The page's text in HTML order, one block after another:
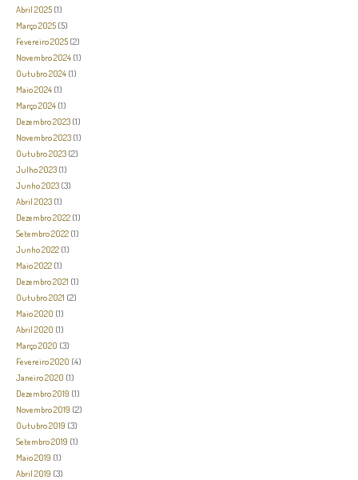
Abril 2025 (1)
Março 2025 (5)
Fevereiro 2025 (2)
Novembro 2024 (1)
Outubro 2024 (1)
Maio 2024 (1)
Março 2024 (1)
Dezembro 2023 (1)
Novembro 2023 (1)
Outubro 2023 (2)
Julho 2023 (1)
Junho 2023 (3)
Abril 2023 (1)
Dezembro 2022 (1)
Setembro 2022 (1)
Junho 2022 (1)
Maio 2022 (1)
Dezembro 2021 (1)
Outubro 2021 (2)
Maio 2020 (1)
Abril 2020 (1)
Março 2020 (3)
Fevereiro 2020 (4)
Janeiro 2020 (1)
Dezembro 2019 (1)
Novembro 2019 (2)
Outubro 2019 (3)
Setembro 2019 (1)
Maio 2019 (1)
Abril 2019 (3)